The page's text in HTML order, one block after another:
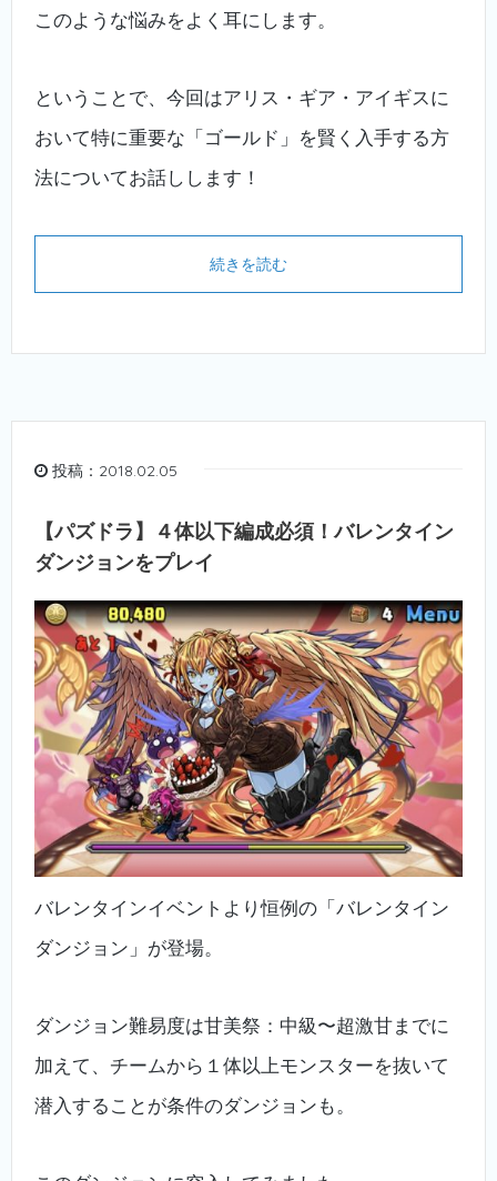
このような悩みをよく耳にします。
ということで、今回はアリス・ギア・アイギスに
おいて特に重要な「ゴールド」を賢く入手する方
法についてお話しします！
続きを読む
投稿：2018.02.05
【パズドラ】４体以下編成必須！バレンタイン
ダンジョンをプレイ
バレンタインイベントより恒例の「バレンタイン
ダンジョン」が登場。
ダンジョン難易度は甘美祭：中級〜超激甘までに
加えて、チームから１体以上モンスターを抜いて
潜入することが条件のダンジョンも。